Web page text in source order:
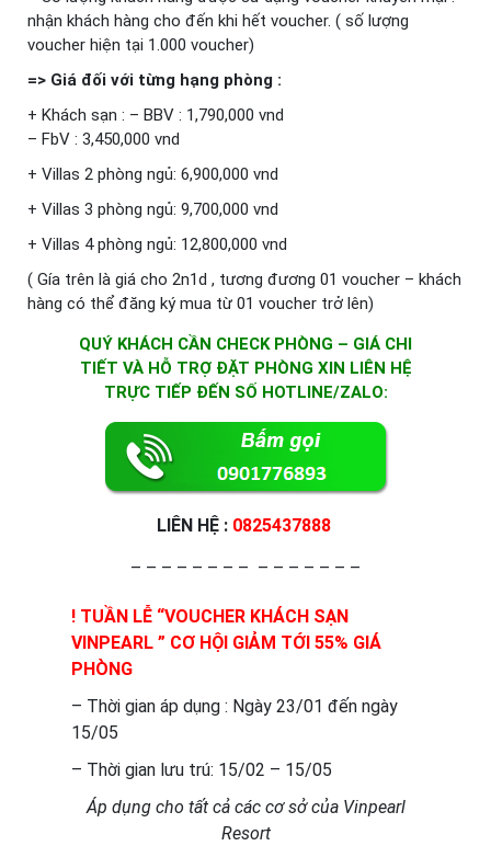
nhận khách hàng cho đến khi hết voucher. ( số lượng
voucher hiện tại 1.000 voucher)
=> Giá đối với từng hạng phòng :
+ Khách sạn : – BBV : 1,790,000 vnd
– FbV : 3,450,000 vnd
+ Villas 2 phòng ngủ: 6,900,000 vnd
+ Villas 3 phòng ngủ: 9,700,000 vnd
+ Villas 4 phòng ngủ: 12,800,000 vnd
( Gía trên là giá cho 2n1d , tương đương 01 voucher – khách
hàng có thể đăng ký mua từ 01 voucher trở lên)
QUÝ KHÁCH CẦN CHECK PHÒNG – GIÁ CHI
TIẾT VÀ HỖ TRỢ ĐẶT PHÒNG XIN LIÊN HỆ
TRỰC TIẾP ĐẾN SỐ HOTLINE/ZALO:
LIÊN HỆ : 0825437888
– – – – – – – – – – – – – – –
! TUẦN LỄ “VOUCHER KHÁCH SẠN
VINPEARL ” CƠ HỘI GIẢM TỚI 55% GIÁ
PHÒNG
– Thời gian áp dụng : Ngày 23/01 đến ngày
15/05
– Thời gian lưu trú: 15/02 – 15/05
Áp dụng cho tất cả các cơ sở của Vinpearl
Resort